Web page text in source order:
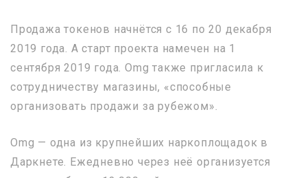
Продажа токенов начнётся с 16 по 20 декабря
2019 года. А старт проекта намечен на 1
сентября 2019 года. Omg также пригласила к
сотрудничеству магазины, «способные
организовать продажи за рубежом».
Omg — одна из крупнейших наркоплощадок в
Даркнете. Ежедневно через неё организуется